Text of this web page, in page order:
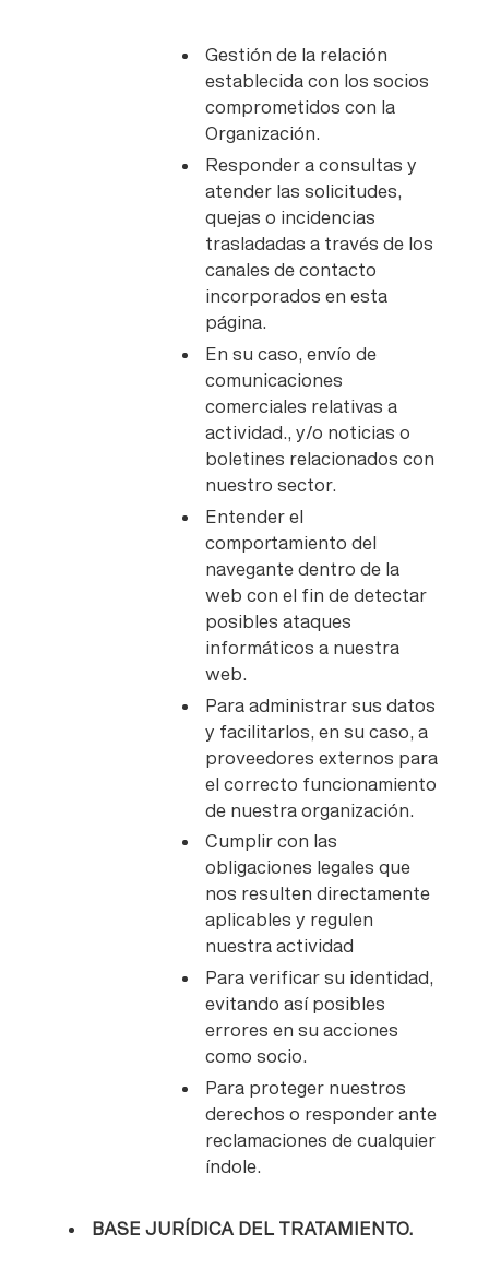
Gestión de la relación
establecida con los socios
comprometidos con la
Organización.
Responder a consultas y
atender las solicitudes,
quejas o incidencias
trasladadas a través de los
canales de contacto
incorporados en esta
página.
En su caso, envío de
comunicaciones
comerciales relativas a
actividad., y/o noticias o
boletines relacionados con
nuestro sector.
Entender el
comportamiento del
navegante dentro de la
web con el fin de detectar
posibles ataques
informáticos a nuestra
web.
Para administrar sus datos
y facilitarlos, en su caso, a
proveedores externos para
el correcto funcionamiento
de nuestra organización.
Cumplir con las
obligaciones legales que
nos resulten directamente
aplicables y regulen
nuestra actividad
Para verificar su identidad,
evitando así posibles
errores en su acciones
como socio.
Para proteger nuestros
derechos o responder ante
reclamaciones de cualquier
índole.
BASE JURÍDICA DEL TRATAMIENTO.